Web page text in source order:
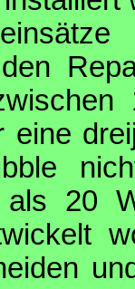
eine
als 20